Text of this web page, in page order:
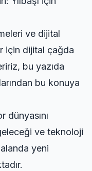
ve dijital
için dijital çağda
bu yazıda
bu konuya
dünyasını
ve teknoloji
yeni